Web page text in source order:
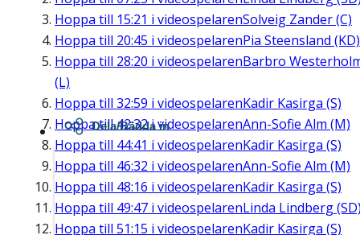
Hoppa till 15:21 i videospelarenSolveig Zander (C)
Hoppa till 20:45 i videospelarenPia Steensland (KD)
Hoppa till 28:20 i videospelarenBarbro
(L)
Hoppa till 32:59 i videospelarenKadir Kasirga (S)
Hoppa till42:32i videospelarenAnn-Sofie Alm (M)
Hoppa till 44:41 i videospelarenKadir Kasirga (S)
Hoppa till 46:32 i videospelarenAnn-Sofie Alm (M)
Hoppa till 48:16 i videospelarenKadir Kasirga (S)
Hoppa till 49:47 i videospelarenLinda Lindberg
Hoppa till 51:15 i videospelarenKadir Kasirga (S)
Dela/Bädda in